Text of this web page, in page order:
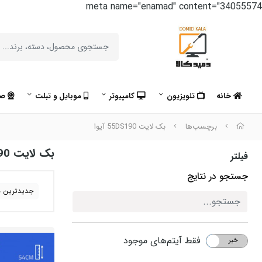
meta name="enamad" content="34055574
خانه تلویزیون کامپیوتر موبایل و تبلت
برچسب‌ها بک لایت 55DS190 آیوا
فیلتر
جستجو در نتایج
بله خیر فقط آیتم‌های موجود
بک لایت 55DS190 آیوا
جدیدترین